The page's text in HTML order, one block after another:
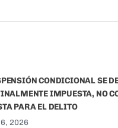
CONDICIONAL SE
IMPUESTA, NO
PARA EL DELITO
2026